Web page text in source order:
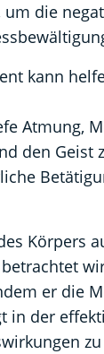
die
kann
Atmung,
den Geist
Körpers
er die
in der